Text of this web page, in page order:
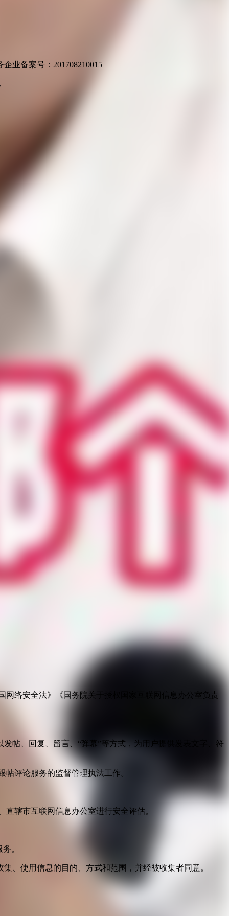
业备案号：201708210015
络安全法》《国务院关于授权国家互联网信息办公室负责
帖、回复、留言、“弹幕”等方式，为用户提供发表文字、符
评论服务的监督管理执法工作。
辖市互联网信息办公室进行安全评估。
。
、使用信息的目的、方式和范围，并经被收集者同意。